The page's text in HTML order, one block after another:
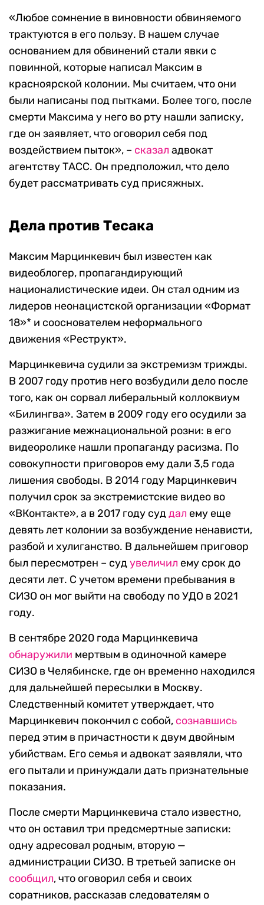
«Любое сомнение в виновности обвиняемого
трактуются в его пользу. В нашем случае
основанием для обвинений стали явки с
повинной, которые написал Максим в
красноярской колонии. Мы считаем, что они
были написаны под пытками. Более того, после
смерти Максима у него во рту нашли записку,
где он заявляет, что оговорил себя под
воздействием пыток», – сказал адвокат
агентству ТАСС. Он предположил, что дело
будет рассматривать суд присяжных.
Дела против Тесака
Максим Марцинкевич был известен как
видеоблогер, пропагандирующий
националистические идеи. Он стал одним из
лидеров неонацистской организации «Формат
18»* и сооснователем неформального
движения «Реструкт».
Марцинкевича судили за экстремизм трижды.
В 2007 году против него возбудили дело после
того, как он сорвал либеральный коллоквиум
«Билингва». Затем в 2009 году его осудили за
разжигание межнациональной розни: в его
видеоролике нашли пропаганду расизма. По
совокупности приговоров ему дали 3,5 года
лишения свободы. В 2014 году Марцинкевич
получил срок за экстремистские видео во
«ВКонтакте», а в 2017 году суддал ему еще
девять лет колонии за возбуждение ненависти,
разбой и хулиганство. В дальнейшем приговор
был пересмотрен – судувеличил ему срок до
десяти лет. С учетом времени пребывания в
СИЗО он мог выйти на свободу по УДО в 2021
году.
В сентябре 2020 года Марцинкевича
обнаружили мертвым в одиночной камере
СИЗО в Челябинске, где он временно находился
для дальнейшей пересылки в Москву.
Следственный комитет утверждает, что
Марцинкевич покончил с собой, сознавшись
перед этим в причастности к двум двойным
убийствам. Его семья и адвокат заявляли, что
его пытали и принуждали дать признательные
показания.
После смерти Марцинкевича стало известно,
что он оставил три предсмертные записки:
одну адресовал родным, вторую —
администрации СИЗО. В третьей записке он
сообщил, что оговорил себя и своих
соратников, рассказав следователям о